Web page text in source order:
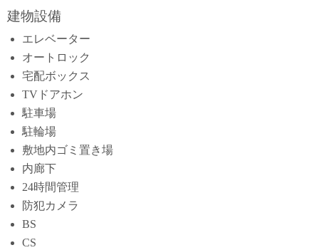
建物設備
エレベーター
オートロック
宅配ボックス
TVドアホン
駐車場
駐輪場
敷地内ゴミ置き場
内廊下
24時間管理
防犯カメラ
BS
CS